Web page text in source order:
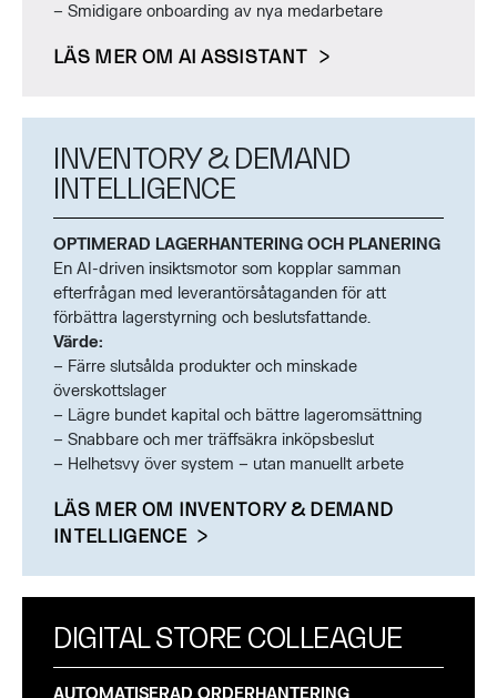
– Smidigare onboarding av nya medarbetare
LÄS MER OM AI ASSISTANT
INVENTORY & DEMAND
INTELLIGENCE
OPTIMERAD LAGERHANTERING OCH PLANERING
En AI-driven insiktsmotor som kopplar samman
efterfrågan med leverantörsåtaganden för att
förbättra lagerstyrning och beslutsfattande.
Värde:
– Färre slutsålda produkter och minskade
överskottslager
– Lägre bundet kapital och bättre lageromsättning
– Snabbare och mer träffsäkra inköpsbeslut
– Helhetsvy över system – utan manuellt arbete
LÄS MER OM INVENTORY & DEMAND
INTELLIGENCE
DIGITAL STORE COLLEAGUE
AUTOMATISERAD ORDERHANTERING